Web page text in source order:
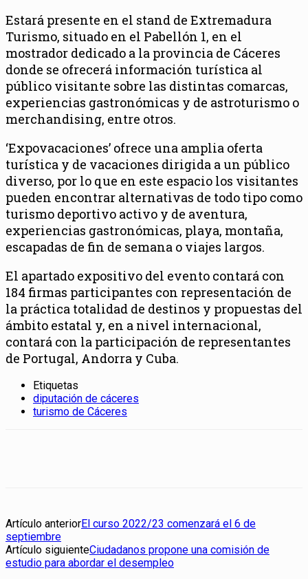
Estará presente en el stand de Extremadura
Turismo, situado en el Pabellón 1, en el
mostrador dedicado a la provincia de Cáceres
donde se ofrecerá información turística al
público visitante sobre las distintas comarcas,
experiencias gastronómicas y de astroturismo o
merchandising, entre otros.
‘Expovacaciones’ ofrece una amplia oferta
turística y de vacaciones dirigida a un público
diverso, por lo que en este espacio los visitantes
pueden encontrar alternativas de todo tipo como
turismo deportivo activo y de aventura,
experiencias gastronómicas, playa, montaña,
escapadas de fin de semana o viajes largos.
El apartado expositivo del evento contará con
184 firmas participantes con representación de
la práctica totalidad de destinos y propuestas del
ámbito estatal y, en a nivel internacional,
contará con la participación de representantes
de Portugal, Andorra y Cuba.
Etiquetas
diputación de cáceres
turismo de Cáceres
Artículo anteriorEl curso 2022/23 comenzará el 6 de
septiembre
Artículo siguienteCiudadanos propone una comisión de
estudio para abordar el desempleo